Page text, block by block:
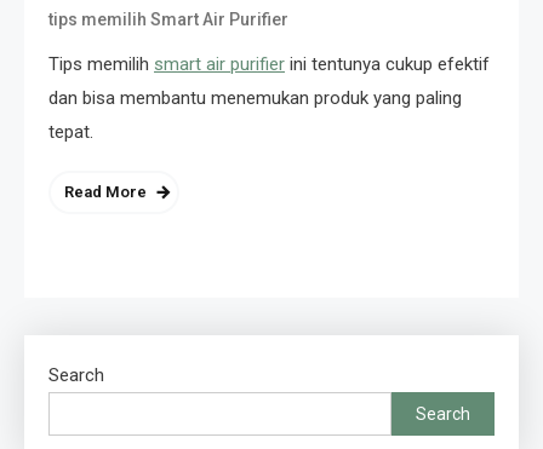
tips memilih Smart Air Purifier
Tips memilih smart air purifier ini tentunya cukup efektif
dan bisa membantu menemukan produk yang paling
tepat.
Read More
Search
Search